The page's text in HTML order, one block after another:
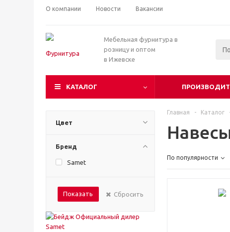
О компании Новости Вакансии
Мебельная фурнитура в
розницу и оптом
в Ижевске
КАТАЛОГ
Цвет
Бренд
Samet
Показать Сбросить
Главная - Каталог
По популярности